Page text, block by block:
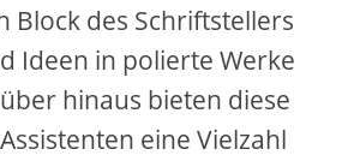
Block des Schriftstellers
Ideen in polierte Werke
hinaus bieten diese
eine Vielzahl